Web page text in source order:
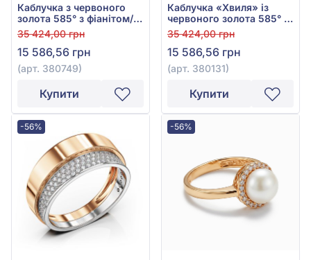
Каблучка з червоного
золота 585° з фіанітом/
куб.цирконієм, арт.
380749
35 424,00 грн
15 586,56 грн
(арт. 380749)
Купити
Каблучка «Хвиля» із
червоного золота 585° з
фіанітом/куб.цирконієм,
арт. 380131
35 424,00 грн
15 586,56 грн
(арт. 380131)
Купити
-56% -56%